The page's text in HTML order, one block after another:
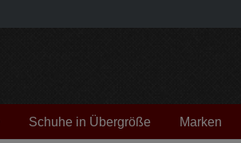
Schuhe in Übergröße Marken